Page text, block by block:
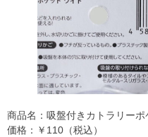
商品名：吸盤付きカトラリーポ
価格：￥110（税込）